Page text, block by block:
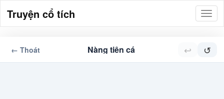
Truyện cổ tích
← Thoát Nàng tiên cá ↩ ↺